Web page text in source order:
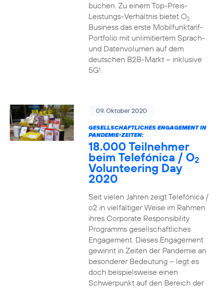
buchen. Zu einem Top-Preis-
Leistungs-Verhältnis bietet O2
Business das erste Mobilfunktarif-
Portfolio mit unlimitiertem Sprach-
und Datenvolumen auf dem
deutschen B2B-Markt – inklusive
5G1.
09. Oktober 2020
GESELLSCHAFTLICHES ENGAGEMENT IN
PANDEMIE-ZEITEN:
18.000 Teilnehmer
beim Telefónica / O2
Volunteering Day
2020
Seit vielen Jahren zeigt Telefónica /
o2 in vielfältiger Weise im Rahmen
ihres Corporate Responsibility
Programms gesellschaftliches
Engagement. Dieses Engagement
gewinnt in Zeiten der Pandemie an
besonderer Bedeutung – legt es
doch beispielsweise einen
Schwerpunkt auf den Bereich der